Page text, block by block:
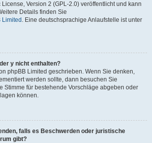
Version 2 (GPL-2.0) veröffentlicht und kann
Details finden Sie
Limited . Eine deutschsprachige Anlaufstelle ist unter
y nicht enthalten?
phpBB Limited geschrieben. Wenn Sie denken,
werden sollte, dann besuchen Sie
Stimme für bestehende Vorschläge abgeben oder
können.
falls es Beschwerden oder juristische
gibt?